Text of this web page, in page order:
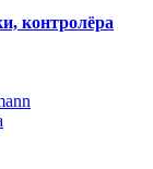
контролёра